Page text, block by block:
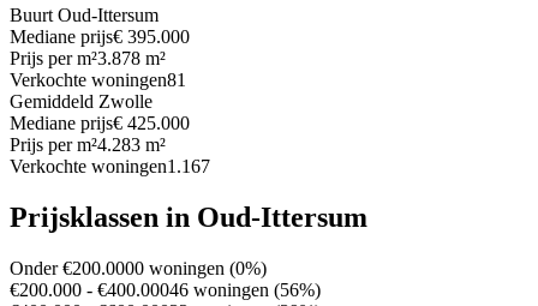
Buurt Oud-Ittersum
Mediane prijs€ 395.000
Prijs per m²3.878 m²
Verkochte woningen81
Gemiddeld Zwolle
Mediane prijs€ 425.000
Prijs per m²4.283 m²
Verkochte woningen1.167
Prijsklassen in Oud-Ittersum
Onder €200.0000 woningen (0%)
€200.000 - €400.00046 woningen (56%)